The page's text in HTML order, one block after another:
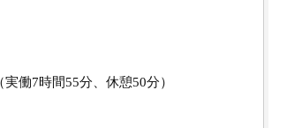
働7時間55分、休憩50分）